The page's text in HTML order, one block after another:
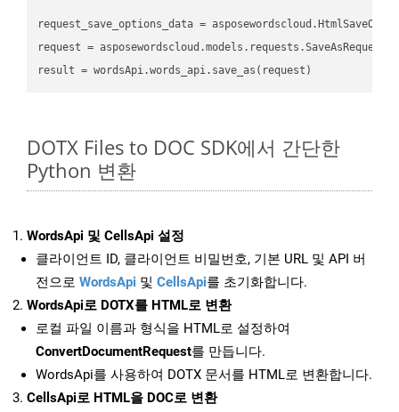
request_save_options_data =
request
result
DOTX Files to DOC SDK에서 간단한
Python 변환
WordsApi 및 CellsApi 설정
클라이언트 ID, 클라이언트 비밀번호, 기본 URL 및 API 버
전으로 WordsApi 및 CellsApi를 초기화합니다.
WordsApi로 DOTX를 HTML로 변환
로컬 파일 이름과 형식을 HTML로 설정하여
ConvertDocumentRequest를 만듭니다.
WordsApi를 사용하여 DOTX 문서를 HTML로 변환합니다.
CellsApi로 HTML을 DOC로 변환